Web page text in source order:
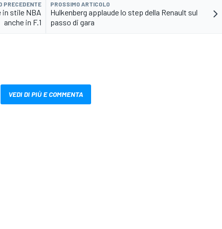
PRECEDENTE
in stile NBA
anche in F.1
PROSSIMO ARTICOLO
Hulkenberg applaude lo step della Renault sul
passo di gara
VEDI DI PIÙ E COMMENTA